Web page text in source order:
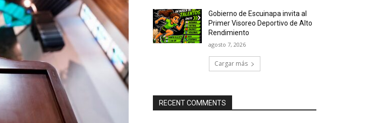
Gobierno de Escuinapa invita al
Primer Visoreo Deportivo de Alto
Rendimiento
agosto 7, 2026
Cargar más
RECENT COMMENTS